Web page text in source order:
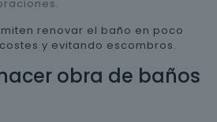
renovar el baño en poco
y evitando escombros.
obra de baños